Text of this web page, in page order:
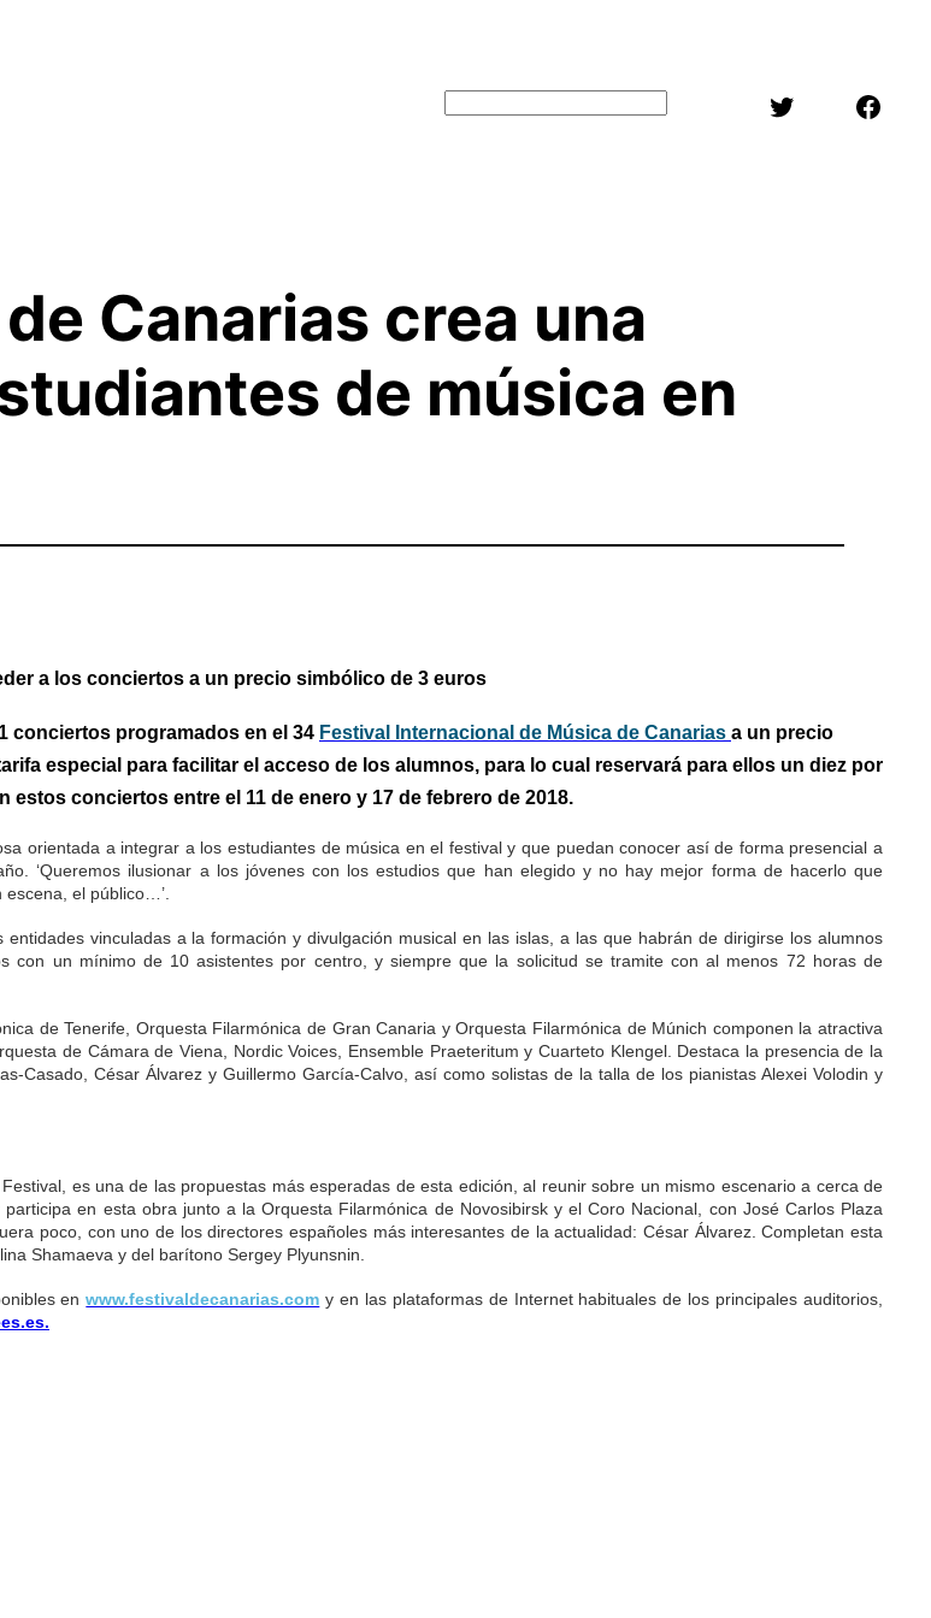
Twitter
Canarias crea una
de música en
a los conciertos a un precio simbólico de 3 euros
conciertos programados en el 34 Festival Internacional de Música de Canarias a un precio
especial para facilitar el acceso de los alumnos, para lo cual reservará para ellos un diez por
conciertos entre el 11 de enero y 17 de febrero de 2018.
orientada a integrar a los estudiantes de música en el festival y que puedan conocer así de forma presencial a
‘Queremos ilusionar a los jóvenes con los estudios que han elegido y no hay mejor forma de hacerlo que
el público…’.
vinculadas a la formación y divulgación musical en las islas, a las que habrán de dirigirse los alumnos
con un mínimo de 10 asistentes por centro, y siempre que la solicitud se tramite con al menos 72 horas de
de Tenerife, Orquesta Filarmónica de Gran Canaria y Orquesta Filarmónica de Múnich componen la atractiva
de Cámara de Viena, Nordic Voices, Ensemble Praeteritum y Cuarteto Klengel. Destaca la presencia de la
Casado, César Álvarez y Guillermo García-Calvo, así como solistas de la talla de los pianistas Alexei Volodin y
es una de las propuestas más esperadas de esta edición, al reunir sobre un mismo escenario a cerca de
en esta obra junto a la Orquesta Filarmónica de Novosibirsk y el Coro Nacional, con José Carlos Plaza
poco, con uno de los directores españoles más interesantes de la actualidad: César Álvarez. Completan esta
Shamaeva y del barítono Sergey Plyunsnin.
enwww.festivaldecanarias.com y en las plataformas de Internet habituales de los principales auditorios,